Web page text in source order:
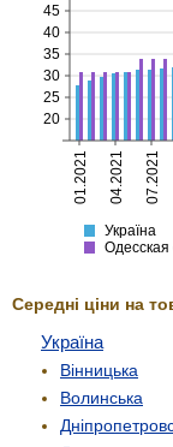
Україна
Одесская
01.2021 04.2021 07.2021
20
25
30
35
40
45
Україна
Одесская
Середні ціни на
Україна
Вінницька
Волинська